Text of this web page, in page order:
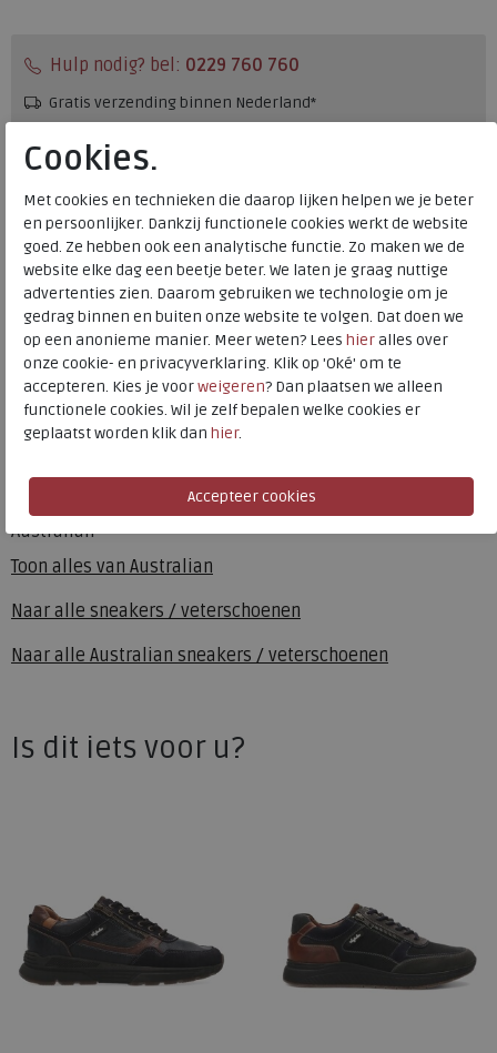
Australian
Toon alles van Australian
Naar alle sneakers / veterschoenen
Naar alle Australian sneakers / veterschoenen
Hulp nodig? bel: 0229 760 760
Gratis verzending binnen Nederland*
Altijd retourneren, binnen 1 werkdag terugbetaald
Merk
Australian
Fabrikantcode
15.1682.01-AHC
Bestelcode
136.09.000013
Kleur
Black-taupe-cognac
Materiaal
Leer
Wijdtemaat
k
Is dit iets voor u?
Cookies.
Met cookies en technieken die daarop lijken helpen we je beter
en persoonlijker. Dankzij functionele cookies werkt de website
goed. Ze hebben ook een analytische functie. Zo maken we de
website elke dag een beetje beter. We laten je graag nuttige
advertenties zien. Daarom gebruiken we technologie om je
gedrag binnen en buiten onze website te volgen. Dat doen we
op een anonieme manier. Meer weten? Lees hieralles over
onze cookie- en privacyverklaring. Klik op 'Oké' om te
accepteren. Kies je voorweigeren? Dan plaatsen we alleen
functionele cookies. Wil je zelf bepalen welke cookies er
geplaatst worden klik dan hier.